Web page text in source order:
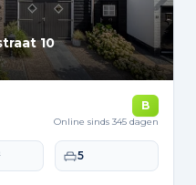
10
B
Online sinds 345 dagen
Slaapkamers
5